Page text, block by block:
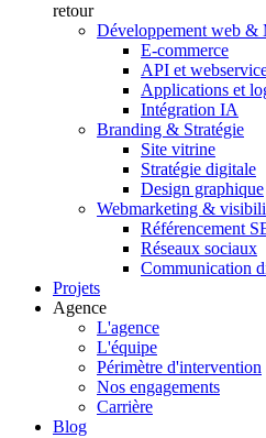
retour
Développement web &
E-commerce
API et
Applications et
Intégration IA
Branding & Stratégie
Site vitrine
Stratégie digitale
Design graphique
Webmarketing &
Référencement
Réseaux sociaux
Communication
Projets
Agence
L'agence
L'équipe
Périmètre d'intervention
Nos engagements
Carrière
Blog